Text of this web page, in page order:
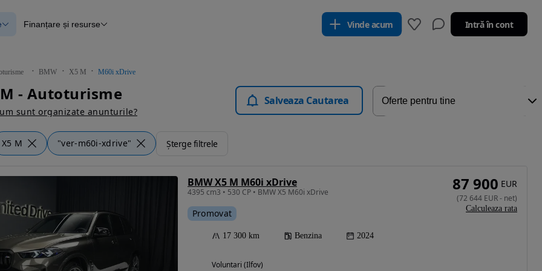
verificate
Blog Autovit.ro
Finanțare și resurse Vinde acum Intră în cont
BMW X5 M M60i xDrive
M - Autoturisme
sunt organizate anunturile?
Salveaza Cautarea
X5 M "ver-m60i-xdrive" Șterge filtrele
BMW X5 M M60i xDrive
4395 cm3 • 530 CP • BMW X5 M60i xDrive
Promovat
17 300 km Benzina 2024
Voluntari (Ilfov)
87 900 EUR
(72 644 EUR- net)
Calculeaza rata